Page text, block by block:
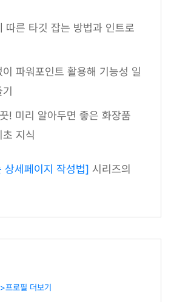
따른 타깃 잡는 방법과 인트로
이 파워포인트 활용해 기능성 일
! 미리 알아두면 좋은 화장품
지식
상세페이지 작성법] 시리즈의
>프로필 더보기